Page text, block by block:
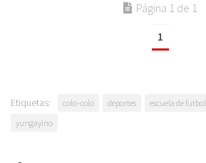
Página 1 de 1
1
Etiquetas: colo-colo deportes escuela de futbol
yungayino